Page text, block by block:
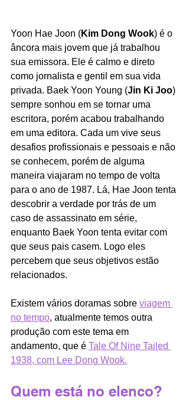
Yoon Hae Joon (Kim Dong Wook) é o
âncora mais jovem que já trabalhou
sua emissora. Ele é calmo e direto
como jornalista e gentil em sua vida
privada. Baek Yoon Young (Jin Ki Joo)
sempre sonhou em se tornar uma
escritora, porém acabou trabalhando
em uma editora. Cada um vive seus
desafios profissionais e pessoais e não
se conhecem, porém de alguma
maneira viajaram no tempo de volta
para o ano de 1987. Lá, Hae Joon tenta
descobrir a verdade por trás de um
caso de assassinato em série,
enquanto Baek Yoon tenta evitar com
que seus pais casem. Logo eles
percebem que seus objetivos estão
relacionados.
Existem vários doramas sobre viagem
no tempo, atualmente temos outra
produção com este tema em
andamento, que é Tale Of Nine Tailed
1938, com Lee Dong Wook.
Quem está no elenco?